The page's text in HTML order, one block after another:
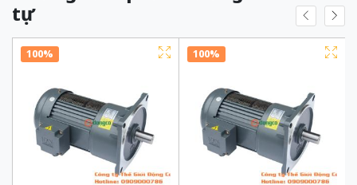
tự
100% 100%